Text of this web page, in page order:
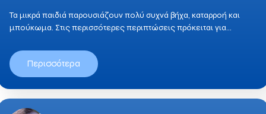
Τα μικρά παιδιά παρουσιάζουν πολύ συχνά βήχα, καταρροή και
μπούκωμα. Στις περισσότερες περιπτώσεις πρόκειται για…
Περισσότερα